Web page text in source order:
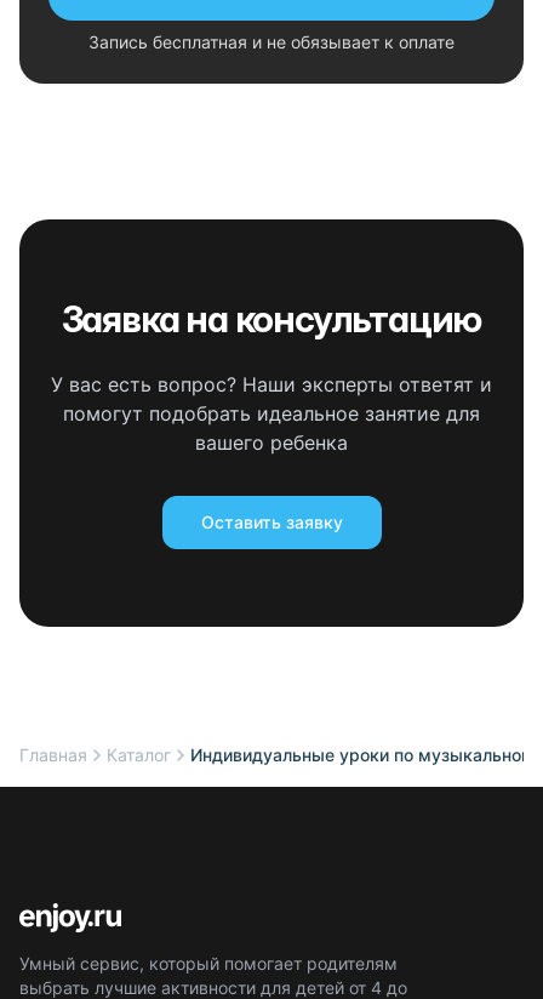
Запись бесплатная и не обязывает к оплате
Заявка на консультацию
У вас есть вопрос? Наши эксперты ответят и
помогут подобрать идеальное занятие для
вашего ребенка
Оставить заявку
Главная Каталог Индивидуальные уроки по музыкальной
Умный сервис, который помогает родителям
выбрать лучшие активности для детей от 4 до